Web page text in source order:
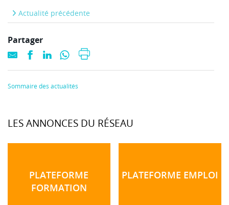
Actualité précédente
Partager
Sommaire des actualités
LES ANNONCES DU RÉSEAU
PLATEFORME
FORMATION
PLATEFORME EMPLOI